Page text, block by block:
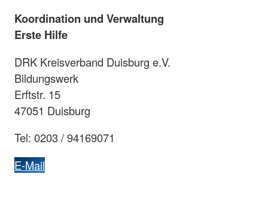
Koordination und Verwaltung
Erste Hilfe
DRK Kreisverband Duisburg e.V.
Bildungswerk
Erftstr. 15
47051 Duisburg
Tel: 0203 / 94169071
E-Mail